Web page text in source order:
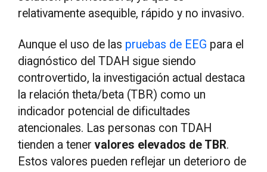
relativamente asequible, rápido y no invasivo.
Aunque el uso de las pruebas de EEG para el
diagnóstico del TDAH sigue siendo
controvertido, la investigación actual destaca
la relación theta/beta (TBR) como un
indicador potencial de dificultades
atencionales. Las personas con TDAH
tienden a tenervalores elevados de TBR.
Estos valores pueden reflejar un deterioro de